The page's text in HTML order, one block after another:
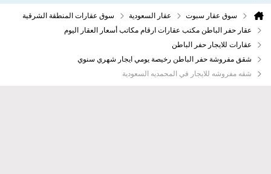
سوق عقار سبوت عقار السعودية
سوق عقارات المنطقة الشرقية
عقار حفر الباطن مكتب عقارات ارقام مكاتب أسعار العقار اليوم
عقارات للايجار حفر الباطن
شقق مفروشة حفر الباطن رخيصة يومي ايجار شهري سنوي
شقه مفروشه للايجار في المحمديه السعودية